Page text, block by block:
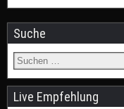
Suche
Live Empfehlung